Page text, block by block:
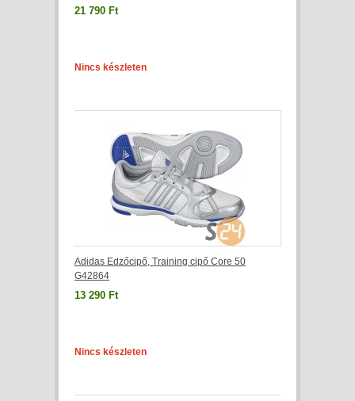
21 790 Ft
Nincs készleten
Adidas Edzőcipő, Training cipő Core 50
G42864
13 290 Ft
Nincs készleten